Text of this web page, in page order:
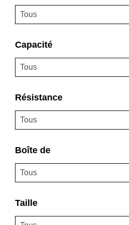
Capacité
Résistance
Boîte de
Taille